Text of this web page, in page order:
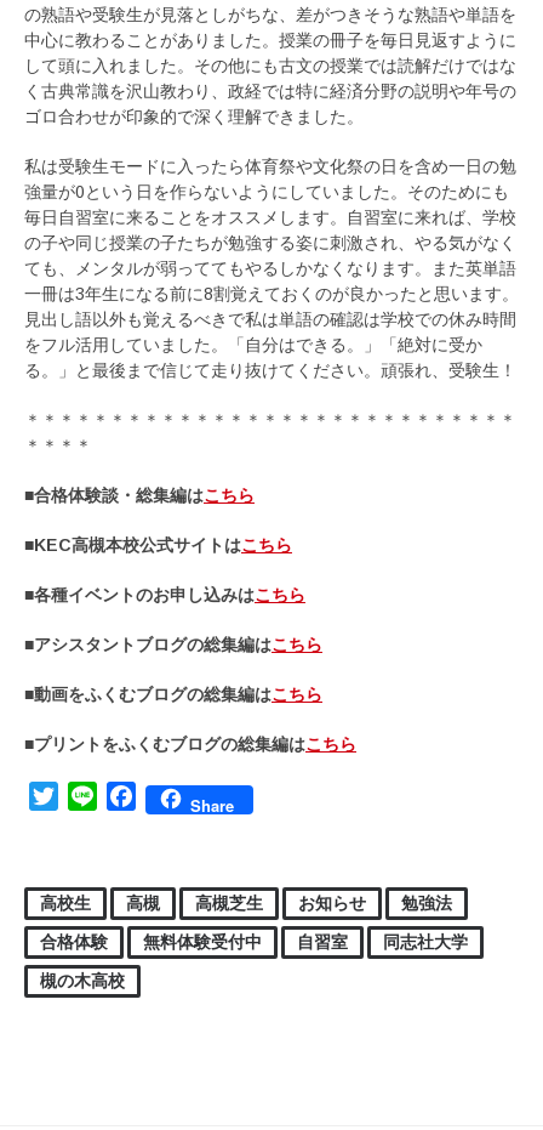
の熟語や受験生が見落としがちな、差がつきそうな熟語や単語を
中心に教わることがありました。授業の冊子を毎日見返すように
して頭に入れました。その他にも古文の授業では読解だけではな
く古典常識を沢山教わり、政経では特に経済分野の説明や年号の
ゴロ合わせが印象的で深く理解できました。
私は受験生モードに入ったら体育祭や文化祭の日を含め一日の勉
強量が0という日を作らないようにしていました。そのためにも
毎日自習室に来ることをオススメします。自習室に来れば、学校
の子や同じ授業の子たちが勉強する姿に刺激され、やる気がなく
ても、メンタルが弱っててもやるしかなくなります。また英単語
一冊は3年生になる前に8割覚えておくのが良かったと思います。
見出し語以外も覚えるべきで私は単語の確認は学校での休み時間
をフル活用していました。「自分はできる。」「絶対に受か
る。」と最後まで信じて走り抜けてください。頑張れ、受験生！
＊＊＊＊＊＊＊＊＊＊＊＊＊＊＊＊＊＊＊＊＊＊＊＊＊＊＊＊＊
＊＊＊＊
■合格体験談・総集編はこちら
■KEC高槻本校公式サイトはこちら
■各種イベントのお申し込みはこちら
■アシスタントブログの総集編はこちら
■動画をふくむブログの総集編はこちら
■プリントをふくむブログの総集編はこちら
TwitterLine FacebookShare
高校生 高槻 高槻芝生 お知らせ
勉強法
合格体験
無料体験受付中 自習室
同志社大学
槻の木高校